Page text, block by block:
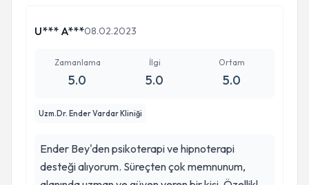
denebilir. İletişimi kuvvetli ve hızlı ilerleme
kendisine teşekkür ederim.
U*** A***08.02.2023
Zamanlama
5.0
İlgi
5.0
Ortam
5.0
Uzm.Dr. Ender Vardar Kliniği
Ender Bey'den psikoterapi ve hipnoterapi
desteği alıyorum. Süreçten çok memnunum,